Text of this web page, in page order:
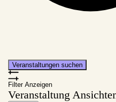
Veranstaltungen suchen
Filter Anzeigen
Veranstaltung